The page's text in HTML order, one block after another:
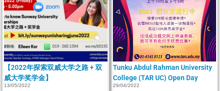
【2022年探索双威大学之路 + 双
威大学奖学金】
13/05/2022
Tunku Abdul Rahman University
College (TAR UC) Open Day
29/04/2022